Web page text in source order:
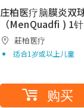
庄柏医疗脑膜炎双
（MenQuadfi ) 1针
莊柏医疗
适合1岁或以上儿童
购买